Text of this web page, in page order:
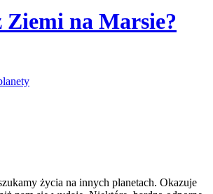
Ziemi na Marsie?
życia na innych planetach. Okazuje